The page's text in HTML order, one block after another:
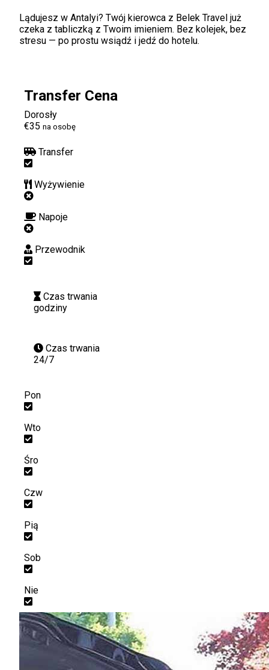
Lądujesz w Antalyi? Twój kierowca z Belek Travel już
czeka z tabliczką z Twoim imieniem. Bez kolejek, bez
stresu — po prostu wsiądź i jedź do hotelu.
Transfer Cena
Dorosły
€35 na osobę
Transfer
Wyżywienie
Napoje
Przewodnik
Czas trwania
godziny
Czas trwania
24/7
Pon
Wto
Śro
Czw
Pią
Sob
Nie